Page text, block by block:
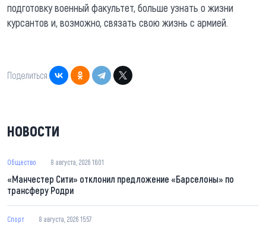
подготовку военный факультет, больше узнать о жизни
курсантов и, возможно, связать свою жизнь с армией.
Поделиться:
НОВОСТИ
Общество 8 августа, 2026 16:01
«Манчестер Сити» отклонил предложение «Барселоны» по
трансферу Родри
Спорт 8 августа, 2026 15:57